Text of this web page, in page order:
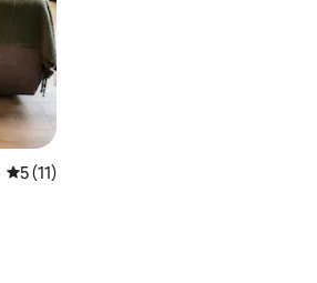
平均评分 5 分（满分 5 分），共 11 条评价
5 (11)